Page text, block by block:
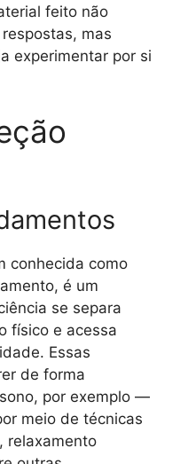
feito não
mas
experimentar por si
conhecida como
é um
se separa
físico e acessa
Essas
de forma
por exemplo —
meio de técnicas
relaxamento